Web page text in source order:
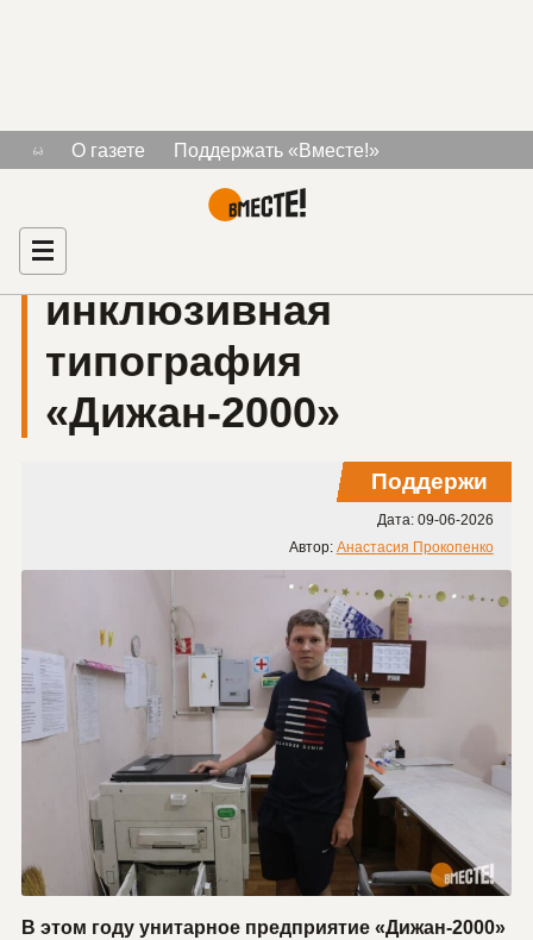
О газете
Поддержать «Вместе!»
Рекламодателям
Главная
В Минске уже
четверть века
работает
инклюзивная
типография
«Дижан-2000»
Поддержи
Дата: 09-06-2026
Автор: Анастасия Прокопенко
В этом году унитарное предприятие «Дижан-2000»